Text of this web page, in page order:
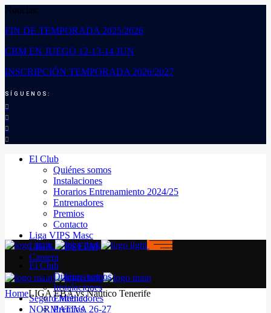
Noticias:
FIN DE TEMPORADA 2025/2026
CBM EN JUEGO 12-13-14 JUN
INSCRIPCIÓN TEMPORADA 2026/2027
SÍGUENOS:
El Club
Quiénes somos
Instalaciones
Horarios Entrenamiento 2024/25
Entrenadores
Premios
Contacto
Liga VIPS Masc
LIGA VIPS FEM
Cantera
Seguro Médico
NORMATIVA 26-27
El Club
Quiénes somos
Instalaciones
Entrenadores
Premios
HomeLIGA EBA vs Naútico Tenerife